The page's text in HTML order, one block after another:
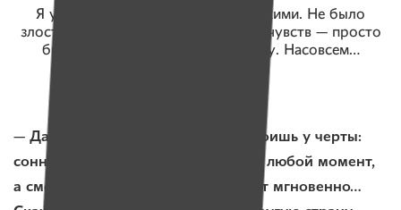
Я уже мысленно прощался с близкими. Не было
злости, сожаления, каких-то других чувств — просто
был готов к тому, что скоро уйду. Насовсем…
— Да, я помню. Ты говорил, что стоишь у черты:
сонная артерия могла порваться в любой момент,
а смерть в таких случаях наступает мгновенно…